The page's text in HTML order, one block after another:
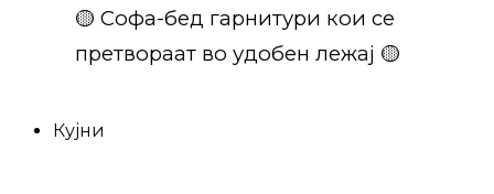
🟡 Софа-бед гарнитури кои се
претвораат во удобен лежај 🟡
Кујни